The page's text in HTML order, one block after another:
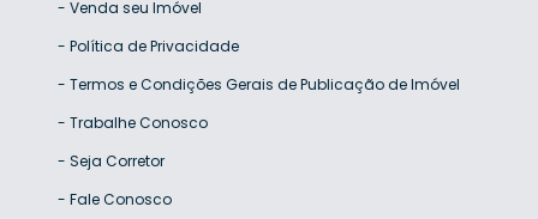
- Venda seu Imóvel
- Política de Privacidade
- Termos e Condições Gerais de Publicação de Imóvel
- Trabalhe Conosco
- Seja Corretor
- Fale Conosco